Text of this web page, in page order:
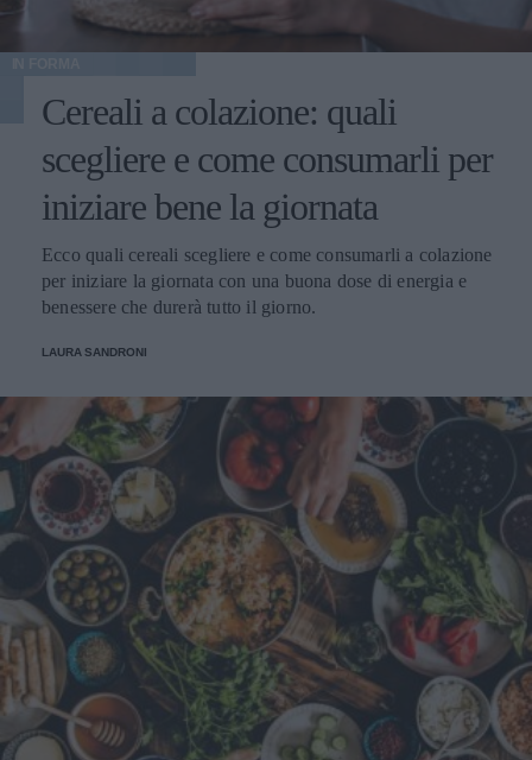
Cereali a colazione: quali
scegliere e come consumarli per
iniziare bene la giornata
Ecco quali cereali scegliere e come consumarli a colazione
per iniziare la giornata con una buona dose di energia e
benessere che durerà tutto il giorno.
LAURA SANDRONI